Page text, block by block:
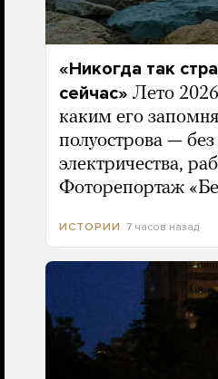
«Никогда так
сейчас» Лето
каким его
полуострова — без
электричества,
Фоторепортаж
ИСТОРИИ 7 часов назад